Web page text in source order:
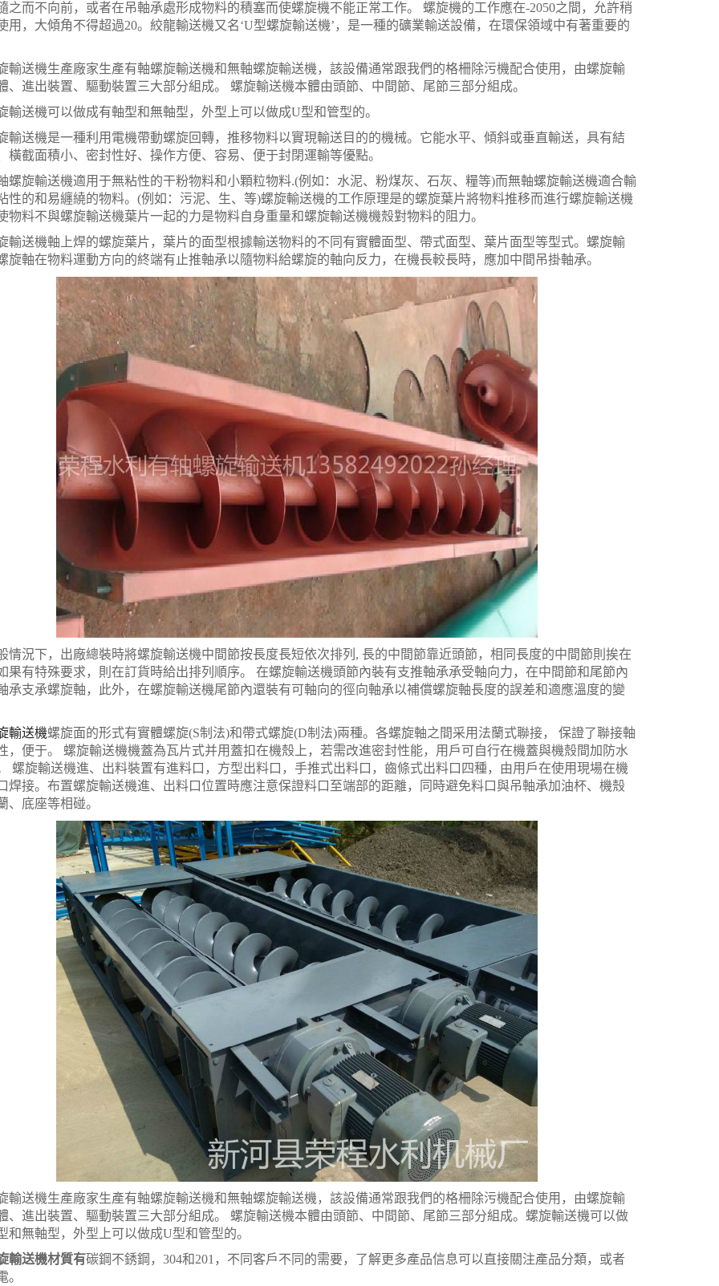
之而不向前，或者在吊軸承處形成物料的積塞而使螺旋機不能正常工作。 螺旋機的工作應在-2050之間，允許稍
用，大傾角不得超過20。絞龍輸送機又名‘U型螺旋輸送機’，是一種的礦業輸送設備，在環保領域中有著重要的
送機生產廠家生產有軸螺旋輸送機和無軸螺旋輸送機，該設備通常跟我們的格柵除污機配合使用，由螺旋輸
、進出裝置、驅動裝置三大部分組成。 螺旋輸送機本體由頭節、中間節、尾節三部分組成。
送機可以做成有軸型和無軸型，外型上可以做成U型和管型的。
送機是一種利用電機帶動螺旋回轉，推移物料以實現輸送目的的機械。它能水平、傾斜或垂直輸送，具有結
橫截面積小、密封性好、操作方便、容易、便于封閉運輸等優點。
旋輸送機適用于無粘性的干粉物料和小顆粒物料.(例如：水泥、粉煤灰、石灰、糧等)而無軸螺旋輸送機適合輸
性的和易纏繞的物料。(例如：污泥、生、等)螺旋輸送機的工作原理是的螺旋葉片將物料推移而進行螺旋輸送機
物料不與螺旋輸送機葉片一起的力是物料自身重量和螺旋輸送機機殼對物料的阻力。
送機軸上焊的螺旋葉片，葉片的面型根據輸送物料的不同有實體面型、帶式面型、葉片面型等型式。螺旋輸
旋軸在物料運動方向的終端有止推軸承以隨物料給螺旋的軸向反力，在機長較長時，應加中間吊掛軸承。
況下，出廠總裝時將螺旋輸送機中間節按長度長短依次排列, 長的中間節靠近頭節，相同長度的中間節則挨在
果有特殊要求，則在訂貨時給出排列順序。 在螺旋輸送機頭節內裝有支推軸承承受軸向力，在中間節和尾節內
承支承螺旋軸，此外，在螺旋輸送機尾節內還裝有可軸向的徑向軸承以補償螺旋軸長度的誤差和適應溫度的變
輸送機螺旋面的形式有實體螺旋(S制法)和帶式螺旋(D制法)兩種。各螺旋軸之間采用法蘭式聯接， 保證了聯接軸
，便于。 螺旋輸送機機蓋為瓦片式并用蓋扣在機殼上，若需改進密封性能，用戶可自行在機蓋與機殼間加防水
螺旋輸送機進、出料裝置有進料口，方型出料口，手推式出料口，齒條式出料口四種，由用戶在使用現場在機
焊接。布置螺旋輸送機進、出料口位置時應注意保證料口至端部的距離，同時避免料口與吊軸承加油杯、機殼
、底座等相碰。
送機生產廠家生產有軸螺旋輸送機和無軸螺旋輸送機，該設備通常跟我們的格柵除污機配合使用，由螺旋輸
、進出裝置、驅動裝置三大部分組成。 螺旋輸送機本體由頭節、中間節、尾節三部分組成。螺旋輸送機可以做
和無軸型，外型上可以做成U型和管型的。
輸送機材質有碳鋼不銹鋼，304和201，不同客戶不同的需要，了解更多產品信息可以直接關注產品分類，或者
。